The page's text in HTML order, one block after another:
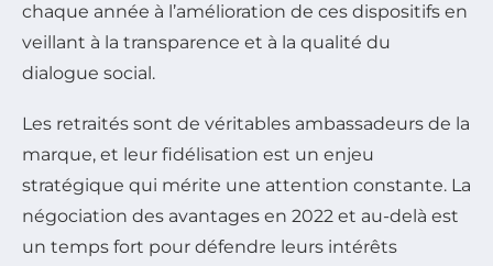
chaque année à l’amélioration de ces dispositifs en
veillant à la transparence et à la qualité du
dialogue social.
Les retraités sont de véritables ambassadeurs de la
marque, et leur fidélisation est un enjeu
stratégique qui mérite une attention constante. La
négociation des avantages en 2022 et au-delà est
un temps fort pour défendre leurs intérêts